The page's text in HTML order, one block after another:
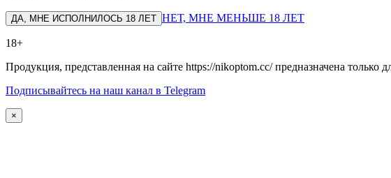
ДА, МНЕ ИСПОЛНИЛОСЬ 18 ЛЕТ НЕТ, МНЕ МЕНЬШЕ 18 ЛЕТ
18+
Продукция, представленная на сайте https://nikoptom.cc/ предназначена
Подписывайтесь на наш канал в Telegram
×